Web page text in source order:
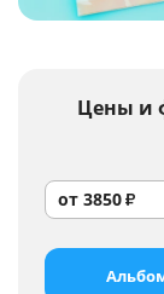
Магазин
Цены и
от 3850₽